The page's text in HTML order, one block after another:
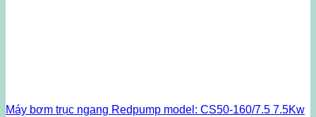
Máy bơm trục ngang Redpump model: CS50-160/7.5 7.5Kw